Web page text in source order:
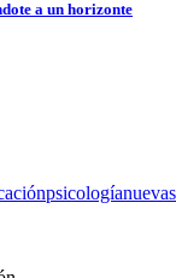
a un horizonte
psicologíanuevas